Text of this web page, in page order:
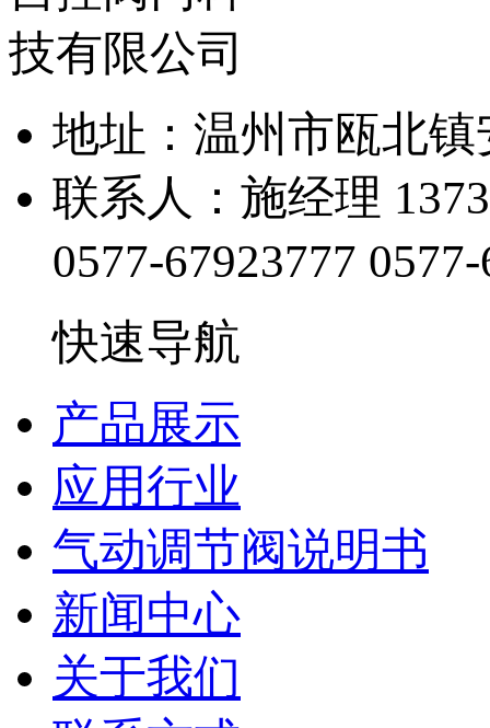
地址：温州市瓯北
联系人：施经理
0577-67923777
快速导航
产品展示
应用行业
气动调节阀说明书
新闻中心
关于我们